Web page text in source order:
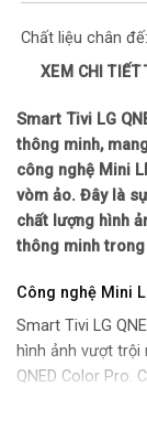
Chất liệu chân
Nơi sản xuất:
Năm ra mắt:
Công nghệ hình
Công nghệ hình
– HDR10
– Dynamic Tone
– Chế độ nhà
XEM CHI TIẾT
Smart Tivi LG
thông minh,
công nghệ Mini
vòm ảo. Đây là
chất lượng hình
thông minh
Công nghệ Mini
Smart Tivi LG
hình ảnh vượt trội
QNED Color Pro.